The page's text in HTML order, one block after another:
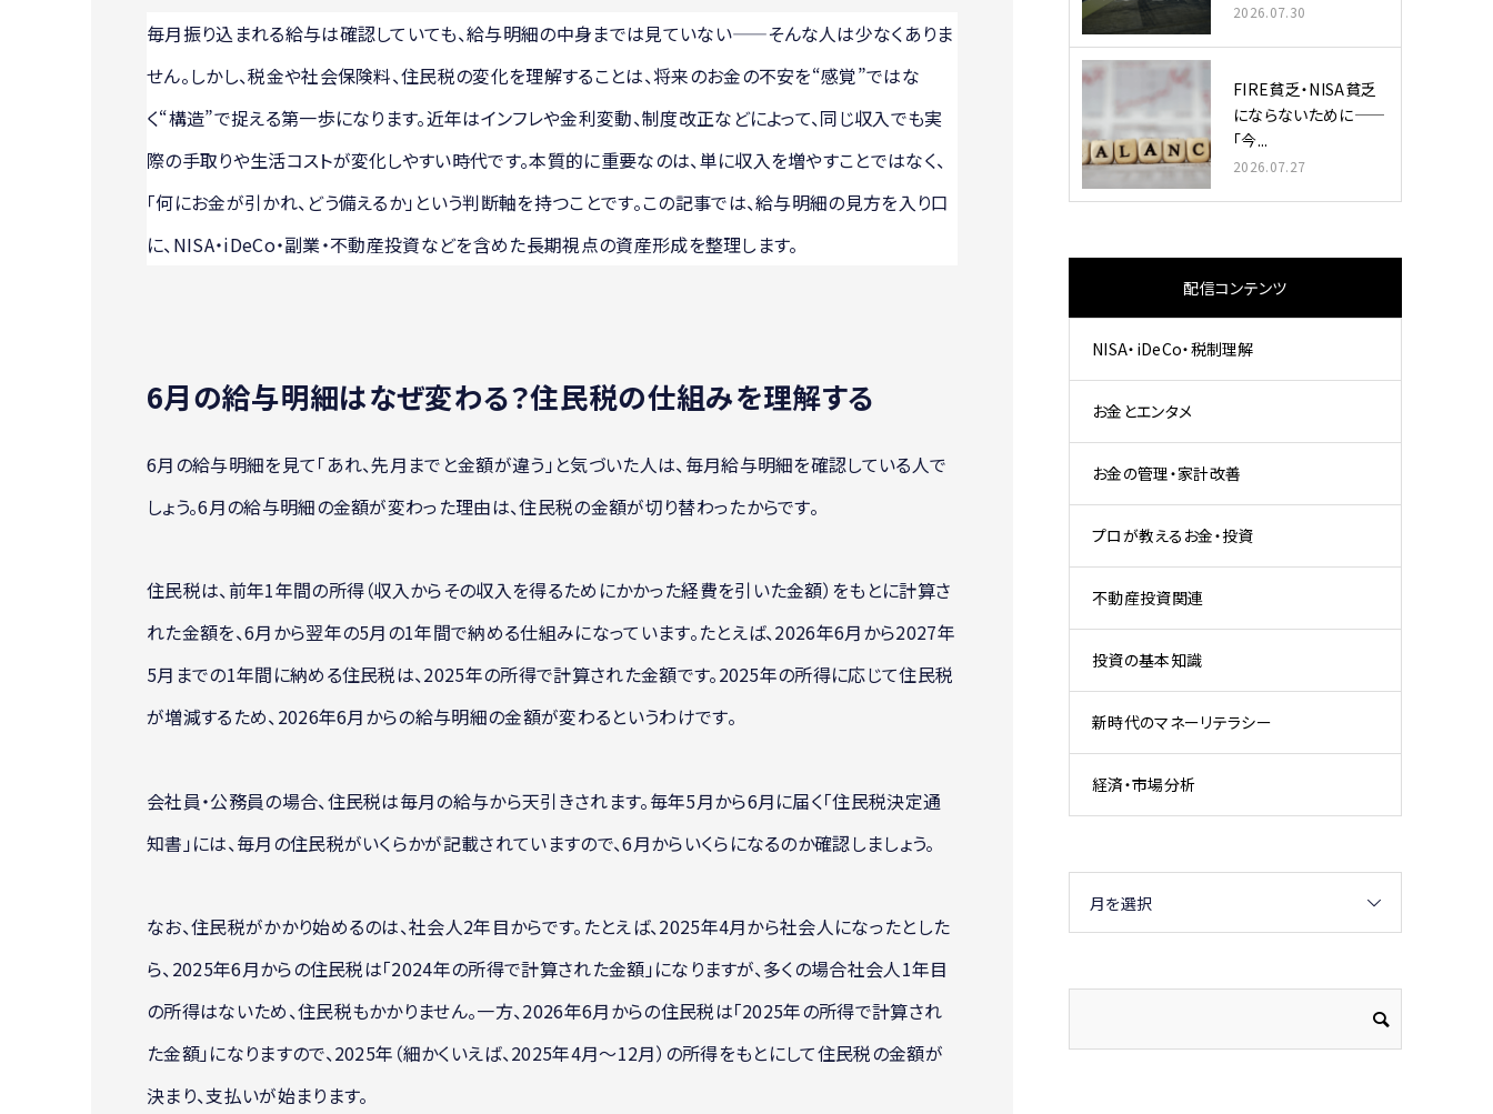
毎月振り込まれる給与は確認していても、給与明細の中身までは見ていない——そんな人は少なくありま
せん。しかし、税金や社会保険料、住民税の変化を理解することは、将来のお金の不安を“感覚”ではな
く“構造”で捉える第一歩になります。近年はインフレや金利変動、制度改正などによって、同じ収入でも実
際の手取りや生活コストが変化しやすい時代です。本質的に重要なのは、単に収入を増やすことではなく、
「何にお金が引かれ、どう備えるか」という判断軸を持つことです。この記事では、給与明細の見方を入り口
に、NISA・iDeCo・副業・不動産投資などを含めた長期視点の資産形成を整理します。
6月の給与明細はなぜ変わる？住民税の仕組みを理解する
6月の給与明細を見て「あれ、先月までと金額が違う」と気づいた人は、毎月給与明細を確認している人で
しょう。6月の給与明細の金額が変わった理由は、住民税の金額が切り替わったからです。
住民税は、前年1年間の所得（収入からその収入を得るためにかかった経費を引いた金額）をもとに計算さ
れた金額を、6月から翌年の5月の1年間で納める仕組みになっています。たとえば、2026年6月から2027年
5月までの1年間に納める住民税は、2025年の所得で計算された金額です。2025年の所得に応じて住民税
が増減するため、2026年6月からの給与明細の金額が変わるというわけです。
会社員・公務員の場合、住民税は毎月の給与から天引きされます。毎年5月から6月に届く「住民税決定通
知書」には、毎月の住民税がいくらかが記載されていますので、6月からいくらになるのか確認しましょう。
なお、住民税がかかり始めるのは、社会人2年目からです。たとえば、2025年4月から社会人になったとした
ら、2025年6月からの住民税は「2024年の所得で計算された金額」になりますが、多くの場合社会人1年目
の所得はないため、住民税もかかりません。一方、2026年6月からの住民税は「2025年の所得で計算され
た金額」になりますので、2025年（細かくいえば、2025年4月〜12月）の所得をもとにして住民税の金額が
決まり、支払いが始まります。
2026.07.30
FIRE貧乏・NISA貧乏
にならないために——
「今...
2026.07.27
配信コンテンツ
NISA・iDeCo・税制理解
お金とエンタメ
お金の管理・家計改善
プロが教えるお金・投資
不動産投資関連
投資の基本知識
新時代のマネーリテラシー
経済・市場分析
月を選択